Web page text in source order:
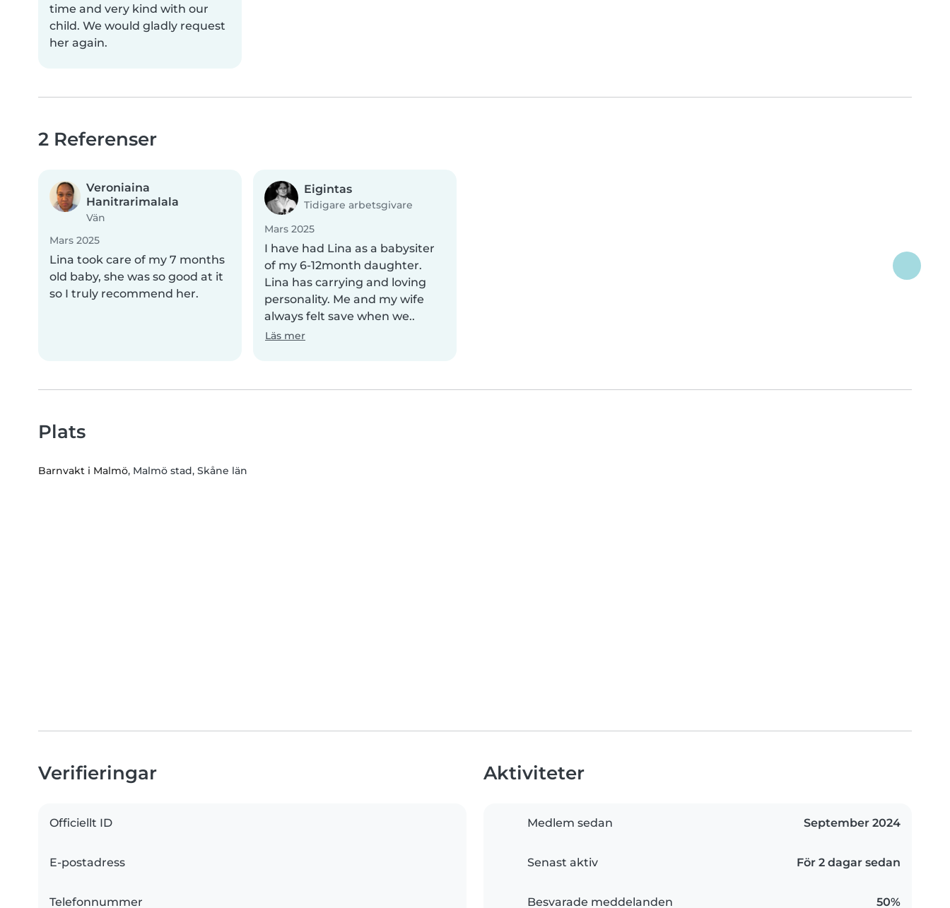
time and very kind with our
child. We would gladly request
her again.
2 Referenser
Veroniaina
Hanitrarimalala
Vän
Mars 2025
Lina took care of my 7 months
old baby, she was so good at it
so I truly recommend her.
Eigintas
Tidigare arbetsgivare
Mars 2025
I have had Lina as a babysiter
of my 6-12month daughter.
Lina has carrying and loving
personality. Me and my wife
always felt save when we..
Läs mer
Plats
Barnvakt i Malmö, Malmö stad, Skåne län
Verifieringar
Officiellt ID
E-postadress
Telefonnummer
Aktiviteter
Medlem sedan September 2024
Senast aktiv För 2 dagar sedan
Besvarade meddelanden 50%